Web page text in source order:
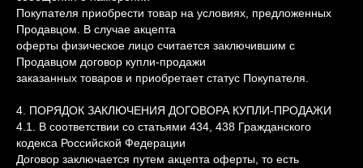
Покупателя приобрести товар на условиях, предложенных
Продавцом. В случае акцепта
оферты физическое лицо считается заключившим с
Продавцом договор купли-продажи
заказанных товаров и приобретает статус Покупателя.
4. ПОРЯДОК ЗАКЛЮЧЕНИЯ ДОГОВОРА КУПЛИ-ПРОДАЖИ
4.1. В соответствии со статьями 434, 438 Гражданского
кодекса Российской Федерации
Договор заключается путем акцепта оферты, то есть